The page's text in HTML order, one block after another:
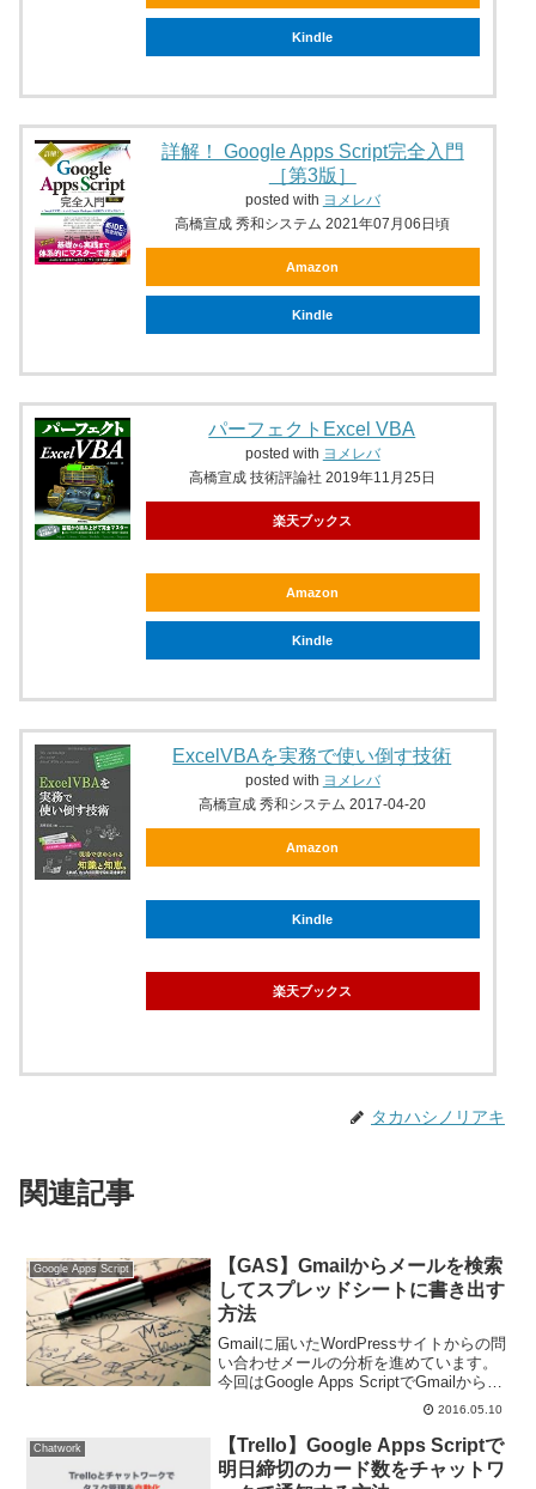
Kindle
詳解！ Google Apps Script完全入門
［第3版］
posted with ヨメレバ
高橋宣成 秀和システム 2021年07月06日頃
Amazon
Kindle
パーフェクトExcel VBA
posted with ヨメレバ
高橋宣成 技術評論社 2019年11月25日
楽天ブックス
Amazon
Kindle
ExcelVBAを実務で使い倒す技術
posted with ヨメレバ
高橋宣成 秀和システム 2017-04-20
Amazon
Kindle
楽天ブックス
タカハシノリアキ
関連記事
Google Apps Script
【GAS】Gmailからメールを検索
してスプレッドシートに書き出す
方法
Gmailに届いたWordPressサイトからの問
い合わせメールの分析を進めています。
今回はGoogle Apps ScriptでGmailから検
索して取り出したメールたちをスプレッ
2016.05.10
Chatwork
【Trello】Google Apps Scriptで
明日締切のカード数をチャットワ